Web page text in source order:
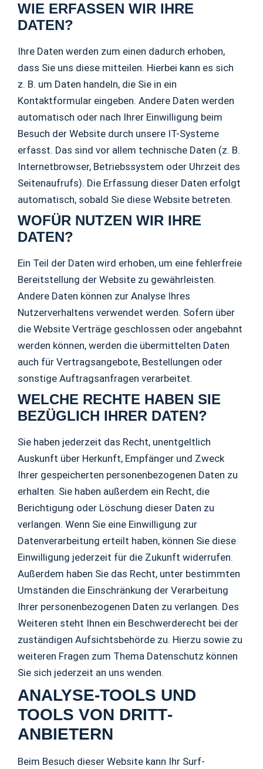
WIE ERFASSEN WIR IHRE
DATEN?
Ihre Daten werden zum einen dadurch erhoben,
dass Sie uns diese mitteilen. Hierbei kann es sich
z. B. um Daten handeln, die Sie in ein
Kontaktformular eingeben. Andere Daten werden
automatisch oder nach Ihrer Einwilligung beim
Besuch der Website durch unsere IT-Systeme
erfasst. Das sind vor allem technische Daten (z. B.
Internetbrowser, Betriebssystem oder Uhrzeit des
Seitenaufrufs). Die Erfassung dieser Daten erfolgt
automatisch, sobald Sie diese Website betreten.
WOFÜR NUTZEN WIR IHRE
DATEN?
Ein Teil der Daten wird erhoben, um eine fehlerfreie
Bereitstellung der Website zu gewährleisten.
Andere Daten können zur Analyse Ihres
Nutzerverhaltens verwendet werden. Sofern über
die Website Verträge geschlossen oder angebahnt
werden können, werden die übermittelten Daten
auch für Vertragsangebote, Bestellungen oder
sonstige Auftragsanfragen verarbeitet.
WELCHE RECHTE HABEN SIE
BEZÜGLICH IHRER DATEN?
Sie haben jederzeit das Recht, unentgeltlich
Auskunft über Herkunft, Empfänger und Zweck
Ihrer gespeicherten personenbezogenen Daten zu
erhalten. Sie haben außerdem ein Recht, die
Berichtigung oder Löschung dieser Daten zu
verlangen. Wenn Sie eine Einwilligung zur
Datenverarbeitung erteilt haben, können Sie diese
Einwilligung jederzeit für die Zukunft widerrufen.
Außerdem haben Sie das Recht, unter bestimmten
Umständen die Einschränkung der Verarbeitung
Ihrer personenbezogenen Daten zu verlangen. Des
Weiteren steht Ihnen ein Beschwerderecht bei der
zuständigen Aufsichtsbehörde zu. Hierzu sowie zu
weiteren Fragen zum Thema Datenschutz können
Sie sich jederzeit an uns wenden.
ANALYSE-TOOLS UND
TOOLS VON DRITT­
ANBIETERN
Beim Besuch dieser Website kann Ihr Surf-